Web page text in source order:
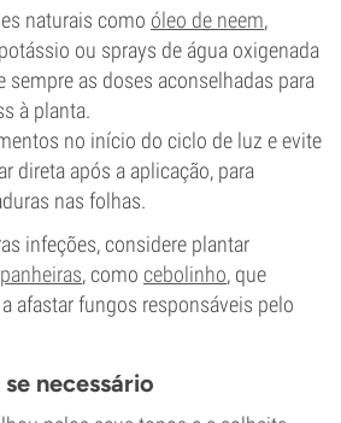
naturais como óleo de neem,
ou sprays de água oxigenada
sempre as doses aconselhadas para
à planta.
no início do ciclo de luz e evite
direta após a aplicação, para
nas folhas.
infeções, considere plantar
, como cebolinho, que
afastar fungos responsáveis pelo
necessário